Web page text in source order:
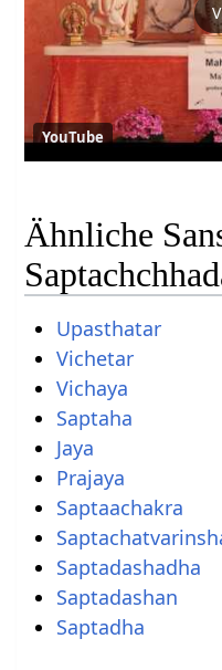
YouTube
Ähnliche
Upasthatar
Vichetar
Vichaya
Saptaha
Jaya
Prajaya
Saptaachakra
Saptadashadha
Saptadashan
Saptadha